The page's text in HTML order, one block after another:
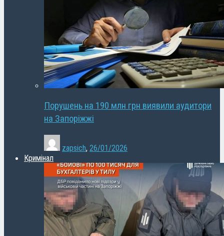
Порушень на 190 млн грн виявили аудитори
на Запоріжжі
zapsich, 26/01/2026
Кримінал